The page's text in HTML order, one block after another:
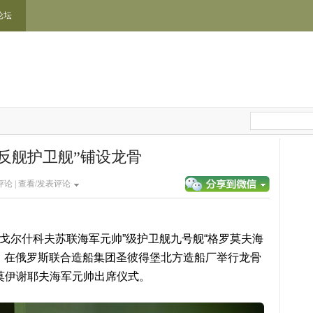
坛
舰护卫舰”铺设龙骨
论 | 查看/发表评论
尔什科夫苏联海军元帅”级护卫舰九号舰“格罗莫夫海
俄罗斯联合造船集团圣彼得堡北方造船厂举行龙骨
谢耶夫海军元帅出席仪式。